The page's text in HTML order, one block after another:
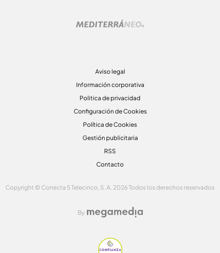
Aviso legal
Información corporativa
Politica de privacidad
Configuración de Cookies
Política de Cookies
Gestión publicitaria
RSS
Contacto
Copyright © Conecta 5 Telecinco, S. A. 2026 Todos los derechos reservados
By